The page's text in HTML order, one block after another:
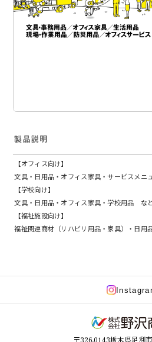
製品説明
【オフィス向け】
文具・日用品・オフィス家具・サービスメ
【学校向け】
文具・日用品・オフィス家具・学校用品 な
【福祉施設向け】
福祉関連商材（リハビリ用品・家具）・日
〒326-0143栃木県足利